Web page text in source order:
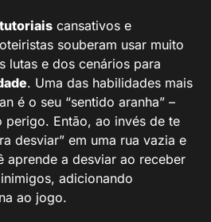
tutoriais cansativos e
souberam usar muito
lutas e dos cenários para
. Uma das habilidades mais
é o seu “sentido aranha” –
Então, ao invés de te
desviar” em uma rua vazia e
aprende a desviar ao receber
adicionando
ao jogo.